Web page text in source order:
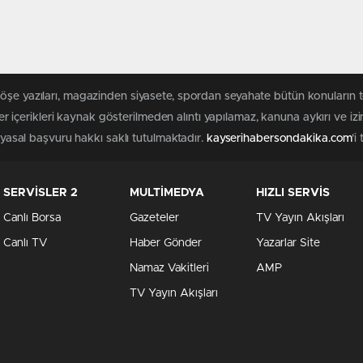
yazıları, magazinden siyasete, spordan seyahate bütün
içerikleri kaynak gösterilmeden alıntı yapılamaz, kanuna aykırı ve
başvuru hakkı saklı tutulmaktadır. kayserihabersondakika.com'i
SERVİSLER 2
Canlı Borsa
Canlı TV
MULTİMEDYA
Gazeteler
Haber Gönder
Namaz Vakitleri
TV Yayın Akışları
HIZLI SERVİS
TV Yayın Akışları
Yazarlar Site
AMP